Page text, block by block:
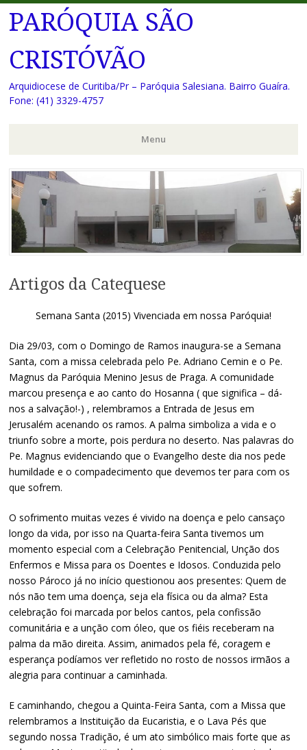
PARÓQUIA SÃO
CRISTÓVÃO
Arquidiocese de Curitiba/Pr – Paróquia Salesiana. Bairro Guaíra.
Fone: (41) 3329-4757
Menu
Pular
para
o
conteúdo
Artigos da Catequese
Semana Santa (2015) Vivenciada em nossa Paróquia!
Dia 29/03, com o Domingo de Ramos inaugura-se a Semana
Santa, com a missa celebrada pelo Pe. Adriano Cemin e o Pe.
Magnus da Paróquia Menino Jesus de Praga. A comunidade
marcou presença e ao canto do Hosanna ( que significa – dá-
nos a salvação!-) , relembramos a Entrada de Jesus em
Jerusalém acenando os ramos. A palma simboliza a vida e o
triunfo sobre a morte, pois perdura no deserto. Nas palavras do
Pe. Magnus evidenciando que o Evangelho deste dia nos pede
humildade e o compadecimento que devemos ter para com os
que sofrem.
O sofrimento muitas vezes é vivido na doença e pelo cansaço
longo da vida, por isso na Quarta-feira Santa tivemos um
momento especial com a Celebração Penitencial, Unção dos
Enfermos e Missa para os Doentes e Idosos. Conduzida pelo
nosso Pároco já no início questionou aos presentes: Quem de
nós não tem uma doença, seja ela física ou da alma? Esta
celebração foi marcada por belos cantos, pela confissão
comunitária e a unção com óleo, que os fiéis receberam na
palma da mão direita. Assim, animados pela fé, coragem e
esperança podíamos ver refletido no rosto de nossos irmãos a
alegria para continuar a caminhada.
E caminhando, chegou a Quinta-Feira Santa, com a Missa que
relembramos a Instituição da Eucaristia, e o Lava Pés que
segundo nossa Tradição, é um ato simbólico mais forte que as